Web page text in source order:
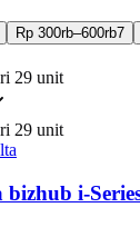
Rp 300rb–600rb7
29 unit
29 unit
i-